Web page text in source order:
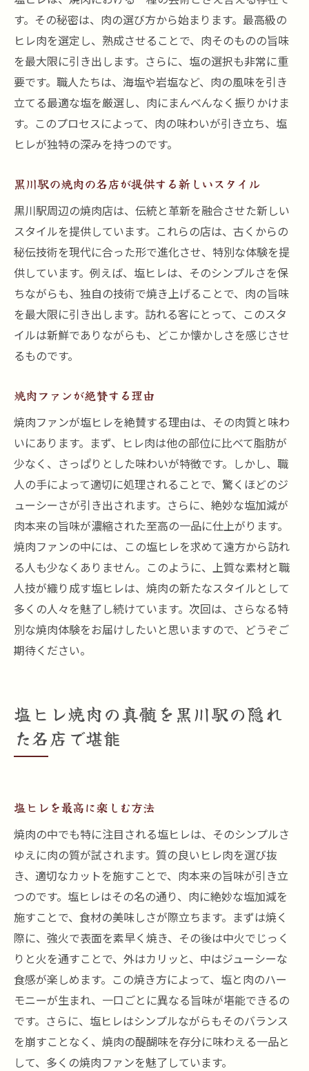
す。その秘密は、肉の選び方から始まります。最高級の
ヒレ肉を選定し、熟成させることで、肉そのものの旨味
を最大限に引き出します。さらに、塩の選択も非常に重
要です。職人たちは、海塩や岩塩など、肉の風味を引き
立てる最適な塩を厳選し、肉にまんべんなく振りかけま
す。このプロセスによって、肉の味わいが引き立ち、塩
ヒレが独特の深みを持つのです。
黒川駅の焼肉の名店が提供する新しいスタイル
黒川駅周辺の焼肉店は、伝統と革新を融合させた新しい
スタイルを提供しています。これらの店は、古くからの
秘伝技術を現代に合った形で進化させ、特別な体験を提
供しています。例えば、塩ヒレは、そのシンプルさを保
ちながらも、独自の技術で焼き上げることで、肉の旨味
を最大限に引き出します。訪れる客にとって、このスタ
イルは新鮮でありながらも、どこか懐かしさを感じさせ
るものです。
焼肉ファンが絶賛する理由
焼肉ファンが塩ヒレを絶賛する理由は、その肉質と味わ
いにあります。まず、ヒレ肉は他の部位に比べて脂肪が
少なく、さっぱりとした味わいが特徴です。しかし、職
人の手によって適切に処理されることで、驚くほどのジ
ューシーさが引き出されます。さらに、絶妙な塩加減が
肉本来の旨味が濃縮された至高の一品に仕上がります。
焼肉ファンの中には、この塩ヒレを求めて遠方から訪れ
る人も少なくありません。このように、上質な素材と職
人技が織り成す塩ヒレは、焼肉の新たなスタイルとして
多くの人々を魅了し続けています。次回は、さらなる特
別な焼肉体験をお届けしたいと思いますので、どうぞご
期待ください。
塩ヒレ焼肉の真髄を黒川駅の隠れ
た名店で堪能
塩ヒレを最高に楽しむ方法
焼肉の中でも特に注目される塩ヒレは、そのシンプルさ
ゆえに肉の質が試されます。質の良いヒレ肉を選び抜
き、適切なカットを施すことで、肉本来の旨味が引き立
つのです。塩ヒレはその名の通り、肉に絶妙な塩加減を
施すことで、食材の美味しさが際立ちます。まずは焼く
際に、強火で表面を素早く焼き、その後は中火でじっく
りと火を通すことで、外はカリッと、中はジューシーな
食感が楽しめます。この焼き方によって、塩と肉のハー
モニーが生まれ、一口ごとに異なる旨味が堪能できるの
です。さらに、塩ヒレはシンプルながらもそのバランス
を崩すことなく、焼肉の醍醐味を存分に味わえる一品と
して、多くの焼肉ファンを魅了しています。